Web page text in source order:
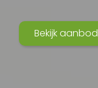
Bekijk aanbod